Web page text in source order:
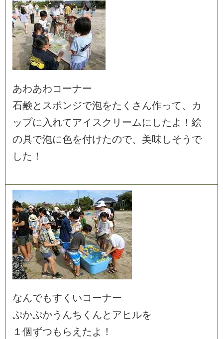
あわあわコ ーナー
石鹸と スポンジで泡をた く さ ん作って、 カ
ップに 入 れてアイ ス ク リ ームに した よ ！ 絵
の具で泡に色を付けたので、 美味 しそ う で
した ！
なんでもす く いコ ーナー
ぷかぷかう んち く んと ア ヒ ルを
１ 個ずつも ら え た よ ！